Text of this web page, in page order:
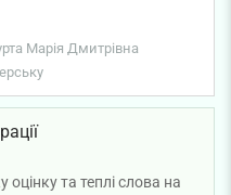
Марія Дмитрівна
та теплі слова на